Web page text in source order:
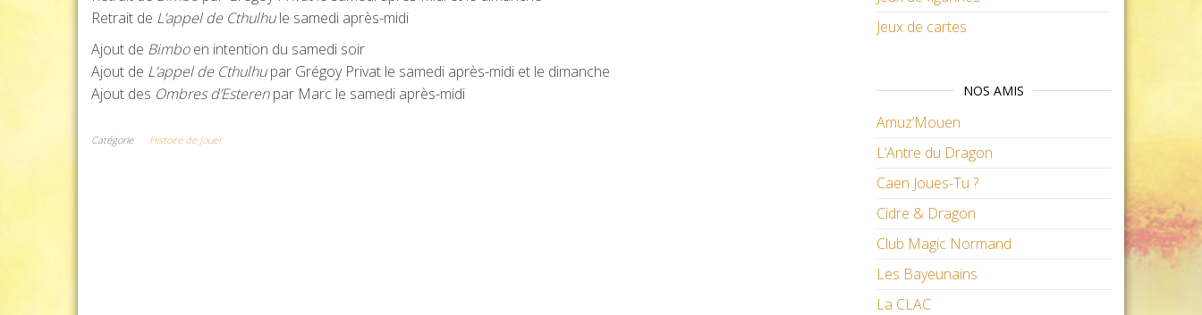
Retrait de L’appel de Cthulhule samedi après-midi
Ajout de Bimboen intention du samedi soir
Ajout de L’appel de Cthulhupar Grégoy Privat le samedi après-midi et le dimanche
Ajout des Ombres d’Esterenpar Marc le samedi après-midi
Catégorie Histoire de Jouer
Jeux de cartes
NOS AMIS
Amuz’Mouen
L’Antre du Dragon
Caen Joues-Tu ?
Cidre & Dragon
Club Magic Normand
Les Bayeunains
La CLAC